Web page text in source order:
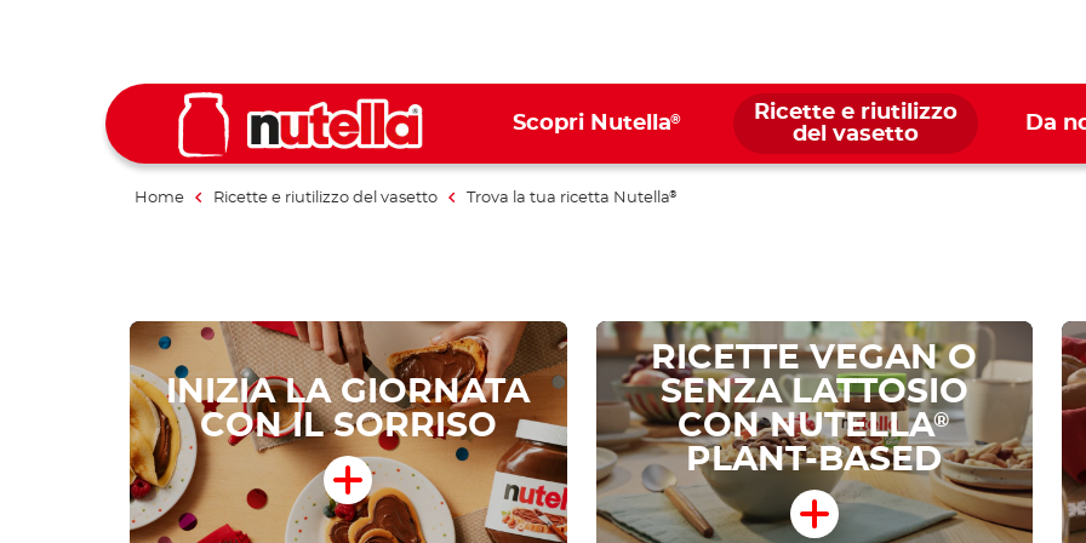
Scopri Nutella®
Ricette e riutilizzo
del vasetto
Da
Home Ricette e riutilizzo del vasetto Trova la tua ricetta Nutella®
INIZIA LA GIORNATA
CON IL SORRISO
RICETTE VEGAN O
SENZA LATTOSIO
CON NUTELLA®
PLANT-BASED